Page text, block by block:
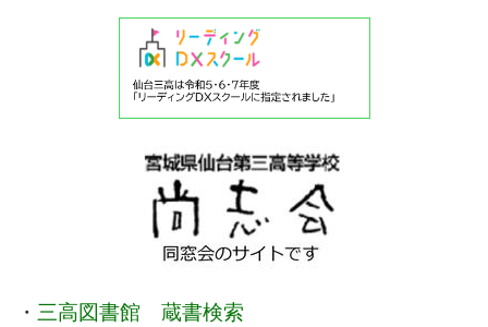
・ 三高図書館 蔵書検索